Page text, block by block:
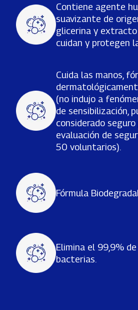
Contiene agente
suavizante de
glicerina y extracto
cuidan y protegen
Cuida las manos,
(no indujo a
de sensibilización,
considerado
evaluación de
50 voluntarios).
Fórmula
Elimina el 99,9%
bacterias.